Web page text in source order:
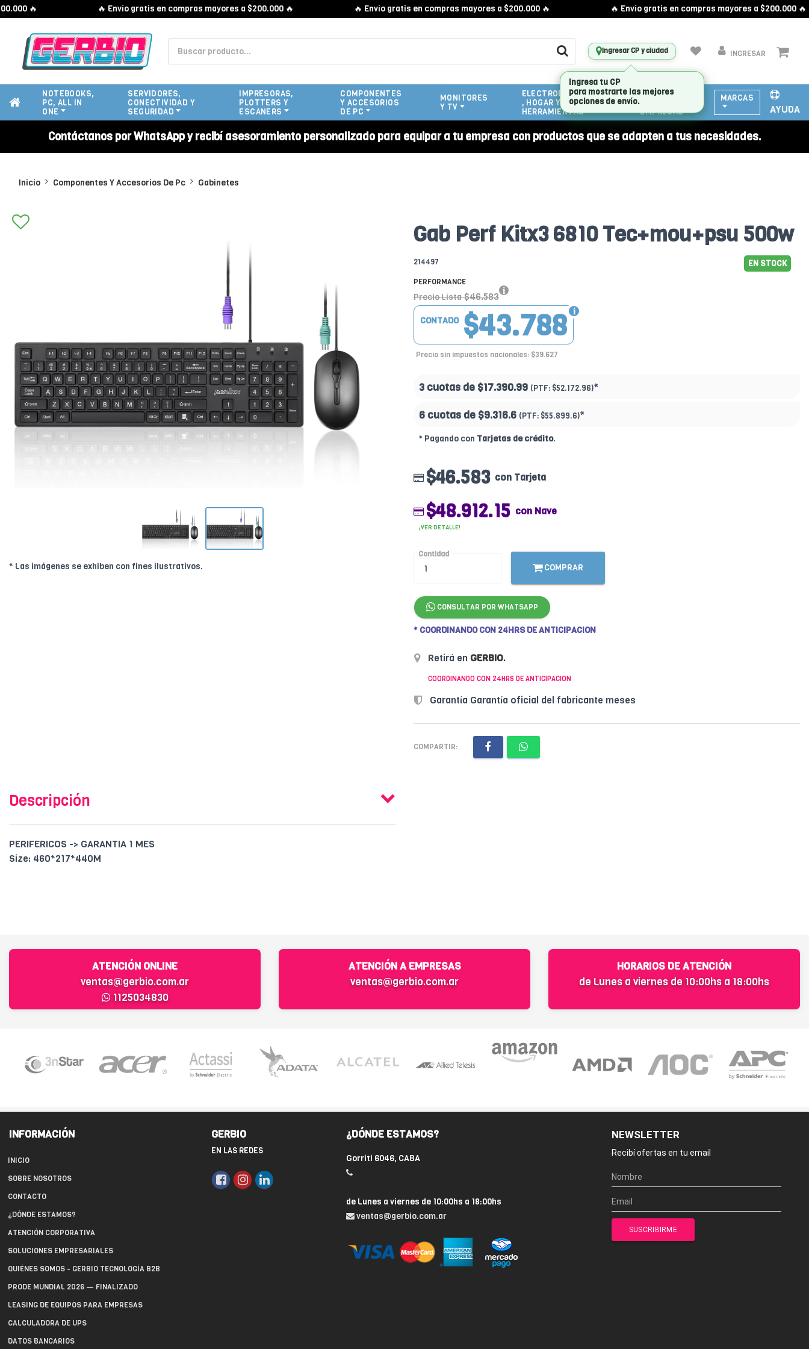
🔥 🔥 Envío gratis en compras mayores a $200.000 🔥 🔥 Envío gratis en compras mayores a $200.000 🔥 🔥 Envío gratis en compras mayores a $200.000 🔥
Ingresar CP y ciudad INGRESAR
NOTEBOOKS,
PC, ALL IN
ONE
SERVIDORES,
CONECTIVIDAD Y
SEGURIDAD
IMPRESORAS,
PLOTTERS Y
ESCANERS
COMPONENTES
Y ACCESORIOS
DE PC
MONITORES
Y TV
ELECTRODOMESTICOS
, HOGAR Y
HERRAMIENTAS
ATENCIÓN
EMPRESAS
MARCAS
AYUDA
Contáctanos por WhatsApp y recibí asesoramiento personalizado para equipar a tu empresa con productos que se adapten a tus necesidades.
Inicio Componentes Y Accesorios De Pc Gabinetes
* Las imágenes se exhiben con fines ilustrativos.
Gab Perf Kitx3 6810 Tec+mou+psu 500w
214497 EN STOCK
PERFORMANCE
Precio Lista $46.583
$43.788
CONTADO
Precio sin impuestos nacionales: $39.627
3 cuotas de $17.390.99 (PTF: $52.172.96)*
6 cuotas de $9.316.6 (PTF: $55.899.6)*
* Pagando con Tarjetas de crédito.
$46.583 con Tarjeta
$48.912.15 con Nave
¡VER DETALLE!
Cantidad
COMPRAR
CONSULTAR POR WHATSAPP
* COORDINANDO CON 24HRS DE ANTICIPACION
Retirá en GERBIO.
COORDINANDO CON 24HRS DE ANTICIPACION
Garantía Garantía oficial del fabricante meses
COMPARTIR:
Descripción
PERIFERICOS -> GARANTIA 1 MES
Size: 460*217*440M
ATENCIÓN ONLINE
ventas@gerbio.com.ar
1125034830
ATENCIÓN A EMPRESAS
ventas@gerbio.com.ar
HORARIOS DE ATENCIÓN
de Lunes a viernes de 10:00hs a 18:00hs
INFORMACIÓN
INICIO
SOBRE NOSOTROS
CONTACTO
¿DÓNDE ESTAMOS?
ATENCIÓN CORPORATIVA
SOLUCIONES EMPRESARIALES
QUIÉNES SOMOS - GERBIO TECNOLOGÍA B2B
PRODE MUNDIAL 2026 — FINALIZADO
LEASING DE EQUIPOS PARA EMPRESAS
CALCULADORA DE UPS
DATOS BANCARIOS
GERBIO
EN LAS REDES
¿DÓNDE ESTAMOS?
Gorriti 6046, CABA
de Lunes a viernes de 10:00hs a 18:00hs
ventas@gerbio.com.ar
NEWSLETTER
Recibí ofertas en tu email